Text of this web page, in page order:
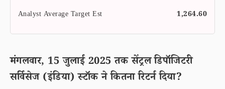
Analyst Average Target Est 1,264.60
मंगलवार, 15 जुलाई 2025 तक सेंट्रल डिपॉजिटरी
सर्विसेज (इंडिया) स्टॉक ने कितना रिटर्न दिया?